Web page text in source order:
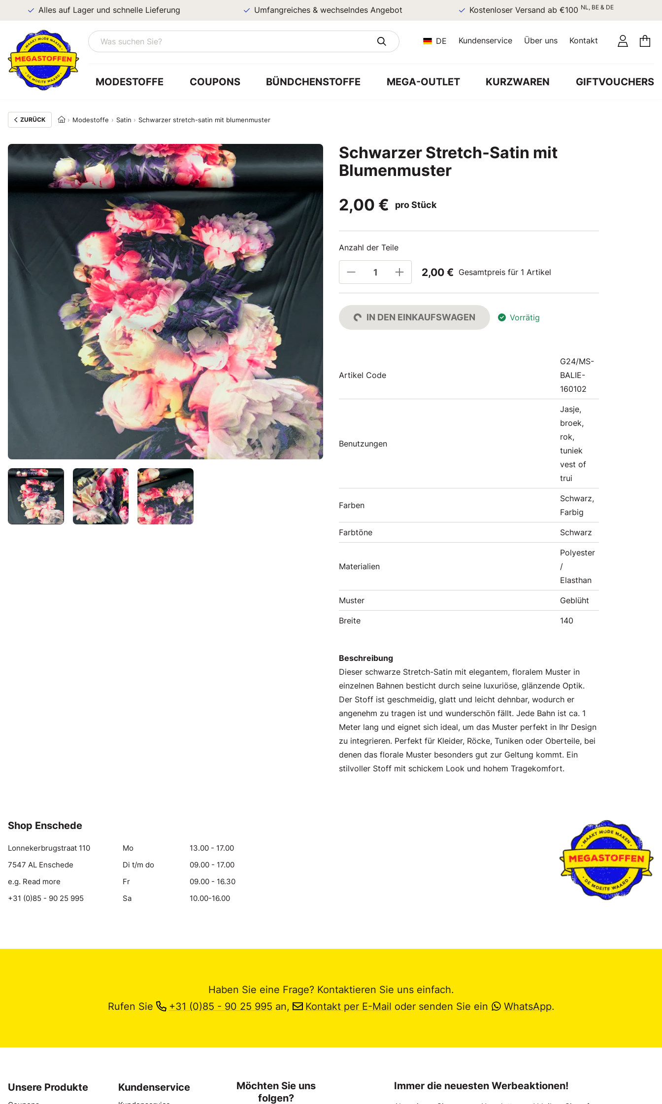
Alles auf Lager und schnelle Lieferung Umfangreiches & wechselndes Angebot Kostenloser Versand ab €100NL, BE & DE
DE Kundenservice Über uns Kontakt
MODESTOFFE COUPONS BÜNDCHENSTOFFE MEGA-OUTLET KURZWAREN GIFTVOUCHERS
ZURÜCK Modestoffe Satin Schwarzer stretch-satin mit blumenmuster
Schwarzer Stretch-Satin mit
Blumenmuster
2,00 €
pro Stück
Anzahl der Teile
2,00 € Gesamtpreis für 1 Artikel
IN DEN EINKAUFSWAGEN Vorrätig
Artikel Code
G24/MS-
BALIE-
160102
Benutzungen
Jasje,
broek,
rok,
tuniek
vest of
trui
Farben
Schwarz,
Farbig
Farbtöne Schwarz
Materialien
Polyester
/
Elasthan
Muster Geblüht
Breite 140
Beschreibung
Dieser schwarze Stretch-Satin mit elegantem, floralem Muster in
einzelnen Bahnen besticht durch seine luxuriöse, glänzende Optik.
Der Stoff ist geschmeidig, glatt und leicht dehnbar, wodurch er
angenehm zu tragen ist und wunderschön fällt. Jede Bahn ist ca. 1
Meter lang und eignet sich ideal, um das Muster perfekt in Ihr Design
zu integrieren. Perfekt für Kleider, Röcke, Tuniken oder Oberteile, bei
denen das florale Muster besonders gut zur Geltung kommt. Ein
stilvoller Stoff mit schickem Look und hohem Tragekomfort.
Shop Enschede
Lonnekerbrugstraat 110
7547 AL Enschede
e.g. Read more
+31 (0)85 - 90 25 995
Mo
13.00 - 17.00
Di t/m do
09.00 - 17.00
Fr
09.00 - 16.30
Sa
10.00-16.00
Haben Sie eine Frage? Kontaktieren Sie uns einfach.
Rufen Sie
+31 (0)85 - 90 25 995 an, Kontakt per E-Mail oder senden Sie ein WhatsApp.
Unsere Produkte Kundenservice
Möchten Sie uns
folgen?
Immer die neuesten Werbeaktionen!